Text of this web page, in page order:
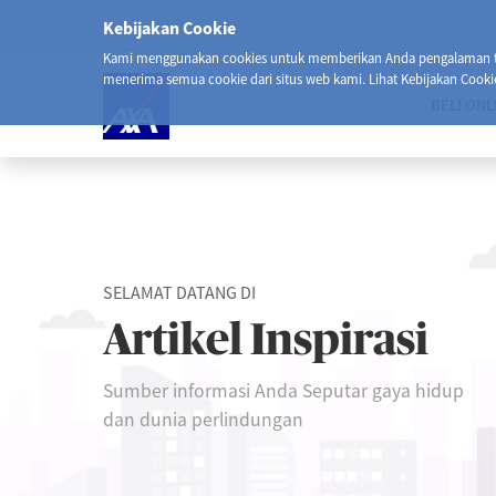
Kebijakan Cookie
Kami menggunakan cookies untuk memberikan Anda
menerima semua cookie dari situs web kami. Lihat Kebijakan
SELAMAT DATANG DI
Artikel Inspirasi
Sumber informasi Anda Seputar gaya hidup
dan dunia perlindungan